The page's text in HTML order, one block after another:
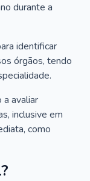
durante a
identificar
órgãos, tendo
avaliar
inclusive em
como